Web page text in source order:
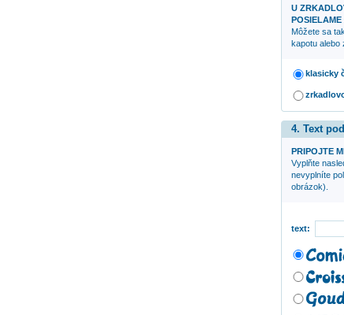
U
Môžete sa
kapotu alebo
klasicky
4. Text
PRIPOJTE
Vyplňte
nevyplníte
obrázok).
text: